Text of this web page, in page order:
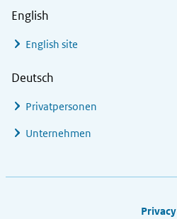
English
English site
Deutsch
Privatpersonen
Unternehmen
Privacy